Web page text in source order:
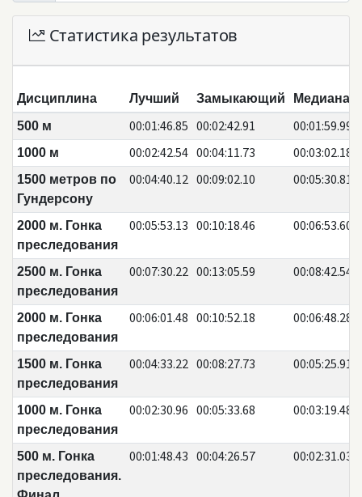
Статистика результатов
Дисциплина Лучший Замыкающий Медиана
500 м
00:01:46.85 00:02:42.91 00:01:59.99
1000 м 00:02:42.54 00:04:11.73 00:03:02.18
1500 метров по
Гундерсону
00:04:40.12 00:09:02.10 00:05:30.81
2000 м. Гонка
преследования
00:05:53.13 00:10:18.46 00:06:53.60
2500 м. Гонка
преследования
00:07:30.22 00:13:05.59 00:08:42.54
2000 м. Гонка
преследования
00:06:01.48 00:10:52.18 00:06:48.28
1500 м. Гонка
преследования
00:04:33.22 00:08:27.73 00:05:25.91
1000 м. Гонка
преследования
00:02:30.96 00:05:33.68 00:03:19.48
500 м. Гонка
преследования.
00:01:48.43 00:04:26.57 00:02:31.03